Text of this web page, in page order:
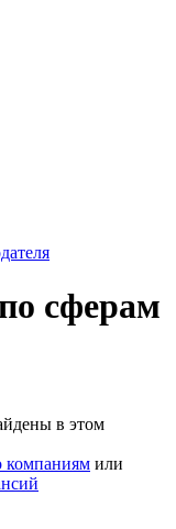
сферам
в этом
компаниям или